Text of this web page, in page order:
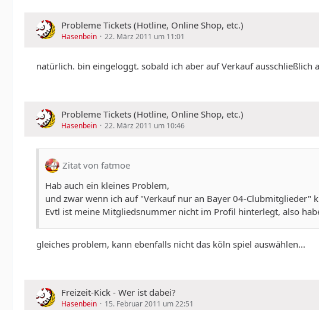
Probleme Tickets (Hotline, Online Shop, etc.)
Hasenbein 22. März 2011 um 11:01
natürlich. bin eingeloggt. sobald ich aber auf Verkauf
Probleme Tickets (Hotline, Online Shop, etc.)
Hasenbein 22. März 2011 um 10:46
Zitat von fatmoe
Hab auch ein kleines Problem,
und zwar wenn ich auf "Verkauf nur an Bayer 04-Clubmitglieder"
Evtl ist meine Mitgliedsnummer nicht im Profil hinterlegt, also
gleiches problem, kann ebenfalls nicht das köln spiel auswählen...
Freizeit-Kick - Wer ist dabei?
Hasenbein 15. Februar 2011 um 22:51